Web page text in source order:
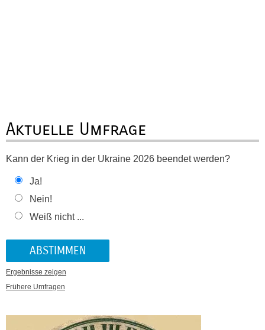
Aktuelle Umfrage
Kann der Krieg in der Ukraine 2026 beendet werden?
Ja!
Nein!
Weiß nicht ...
Ergebnisse zeigen
Frühere Umfragen